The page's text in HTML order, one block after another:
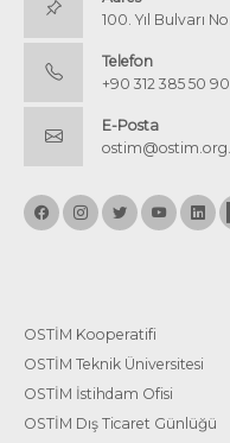
100. Yıl Bulvarı
Telefon
+90 312 385 50 90
E-Posta
OSTİM Kooperatifi
OSTİM Teknik Üniversitesi
OSTİM İstihdam Ofisi
OSTİM Dış Ticaret Günlüğü